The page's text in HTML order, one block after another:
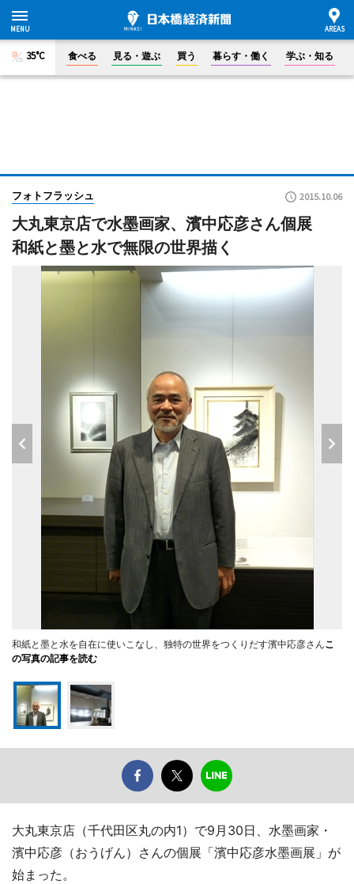
35°C 食べる 見る・遊ぶ 買う 暮らす・働く 学ぶ・知る
フォトフラッシュ 2015.10.06
大丸東京店で水墨画家、濱中応彦さん個展
和紙と墨と水で無限の世界描く
和紙と墨と水を自在に使いこなし、独特の世界をつくりだす濱中応彦さんこ
の写真の記事を読む
大丸東京店（千代田区丸の内1）で9月30日、水墨画家・
濱中応彦（おうげん）さんの個展「濱中応彦水墨画展」が
始まった。